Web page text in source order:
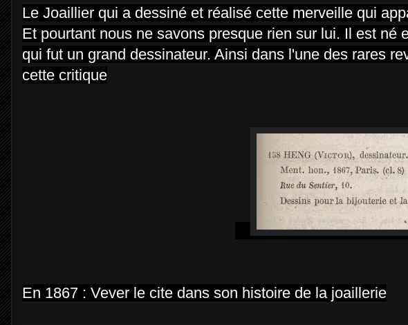
Le Joaillier qui a dessiné et réalisé cette merveille qui
Et pourtant nous ne savons presque rien sur lui. Il est né
qui fut un grand dessinateur. Ainsi dans l'une des rares
cette critique
En 1867 : Vever le cite dans son histoire de la joaillerie